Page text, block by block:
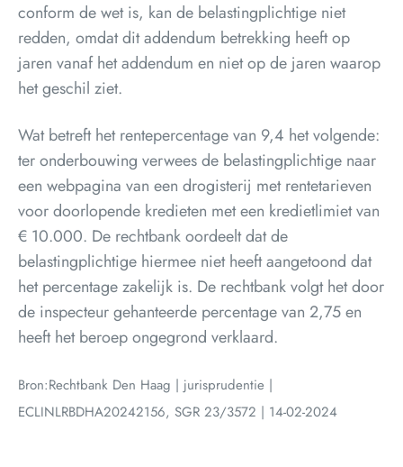
conform de wet is, kan de belastingplichtige niet
redden, omdat dit addendum betrekking heeft op
jaren vanaf het addendum en niet op de jaren waarop
het geschil ziet.
Wat betreft het rentepercentage van 9,4 het volgende:
ter onderbouwing verwees de belastingplichtige naar
een webpagina van een drogisterij met rentetarieven
voor doorlopende kredieten met een kredietlimiet van
€ 10.000. De rechtbank oordeelt dat de
belastingplichtige hiermee niet heeft aangetoond dat
het percentage zakelijk is. De rechtbank volgt het door
de inspecteur gehanteerde percentage van 2,75 en
heeft het beroep ongegrond verklaard.
Bron:Rechtbank Den Haag | jurisprudentie |
ECLINLRBDHA20242156, SGR 23/3572 | 14-02-2024